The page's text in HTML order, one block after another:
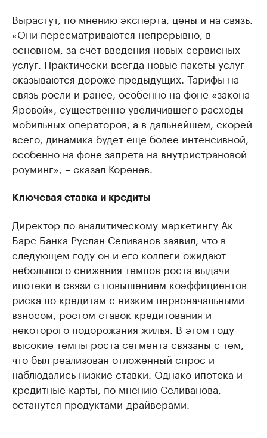
Вырастут, по мнению эксперта, цены и на связь.
«Они пересматриваются непрерывно, в
основном, за счет введения новых сервисных
услуг. Практически всегда новые пакеты услуг
оказываются дороже предыдущих. Тарифы на
связь росли и ранее, особенно на фоне «закона
Яровой», существенно увеличившего расходы
мобильных операторов, а в дальнейшем, скорей
всего, динамика будет еще более интенсивной,
особенно на фоне запрета на внутристрановой
роуминг», – сказал Коренев.
Ключевая ставка и кредиты
Директор по аналитическому маркетингу Ак
Барс Банка Руслан Селиванов заявил, что в
следующем году он и его коллеги ожидают
небольшого снижения темпов роста выдачи
ипотеки в связи с повышением коэффициентов
риска по кредитам с низким первоначальными
взносом, ростом ставок кредитования и
некоторого подорожания жилья. В этом году
высокие темпы роста сегмента связаны с тем,
что был реализован отложенный спрос и
наблюдались низкие ставки. Однако ипотека и
кредитные карты, по мнению Селиванова,
останутся продуктами-драйверами.